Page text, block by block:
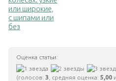
или широкие,
с шипами или
без
Оценка статьи:
(голосов: 3 , средняя оценка: 5,00